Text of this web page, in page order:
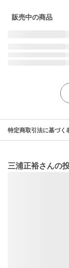
販売中の商品
特定商取引法に基づく
三浦正裕さんの